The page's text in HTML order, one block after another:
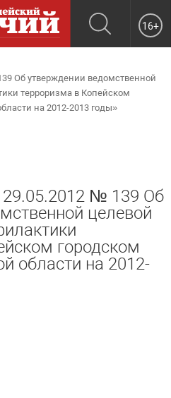
16+
Об утверждении ведомственной
терроризма в Копейском
на 2012-2013 годы»
29.05.2012 № 139 Об
целевой
городском
области на 2012-